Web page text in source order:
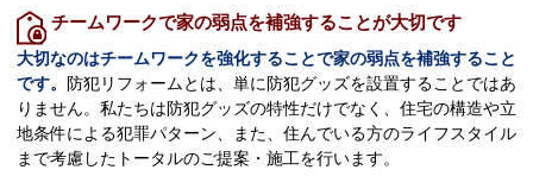
チームワークで家の弱点を補強することが大切です
大切なのはチームワークを強化することで家の弱点を補強すること
です。 防犯リフォームとは、単に防犯グッズを設置することではあ
りません。私たちは防犯グッズの特性だけでなく、住宅の構造や立
地条件による犯罪パターン、また、住んでいる方のライフスタイル
まで考慮したトータルのご提案・施工を行います。